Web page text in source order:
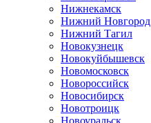
Нижнекамск
Нижний Новгород
Нижний Тагил
Новокузнецк
Новокуйбышевск
Новомосковск
Новороссийск
Новосибирск
Новотроицк
Новоуральск